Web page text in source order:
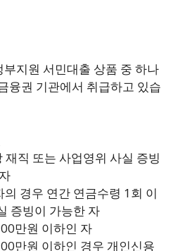
지원 서민대출 상품 중 하나
융권 기관에서 취급하고 있습
재직 또는 사업영위 사실 증빙
의 경우 연간 연금수령 1회 이
증빙이 가능한 자
만원 이하인 자
만원 이하인 경우 개인신용